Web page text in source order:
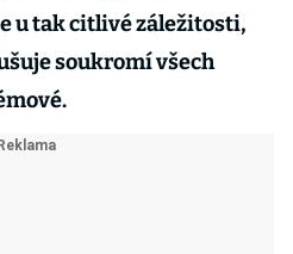
u tak citlivé záležitosti,
soukromí všech